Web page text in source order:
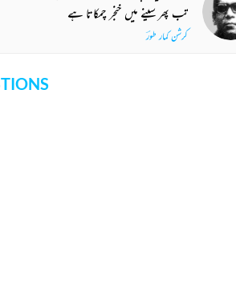
تب پھر سینے میں خنجر چمکاتا ہے
کرشن کمار طورؔ